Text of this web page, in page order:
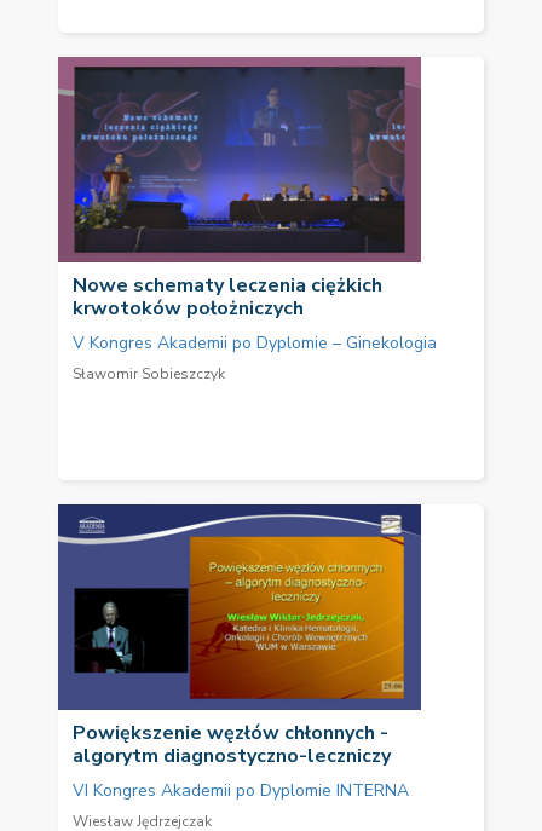
Nowe schematy leczenia ciężkich
krwotoków położniczych
V Kongres Akademii po Dyplomie – Ginekologia
Sławomir Sobieszczyk
Powiększenie węzłów chłonnych -
algorytm diagnostyczno-leczniczy
VI Kongres Akademii po Dyplomie INTERNA
Wiesław Jędrzejczak